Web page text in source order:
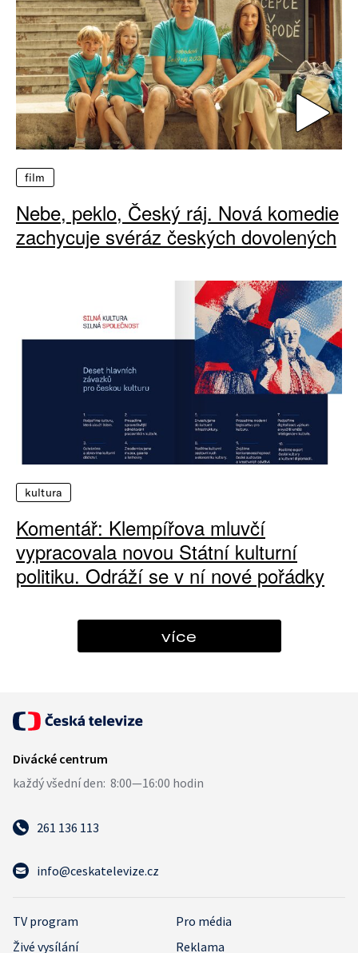
film
Nebe, peklo, Český ráj. Nová komedie
zachycuje svéráz českých dovolených
kultura
Komentář: Klempířova mluvčí
vypracovala novou Státní kulturní
politiku. Odráží se v ní nové pořádky
více
261 136 113
info@ceskatelevize.cz
TV program
Pro média
Živé vysílání
Reklama